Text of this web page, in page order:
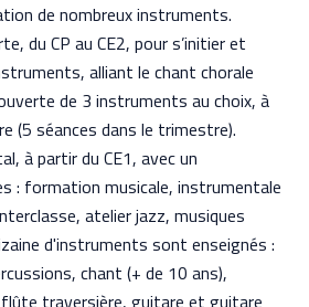
de nombreux instruments.
du CP au CE2, pour s’initier et
alliant le chant chorale
de 3 instruments au choix, à
(5 séances dans le trimestre).
à partir du CE1, avec un
: formation musicale, instrumentale
atelier jazz, musiques
d'instruments sont enseignés :
chant (+ de 10 ans),
traversière, guitare et guitare